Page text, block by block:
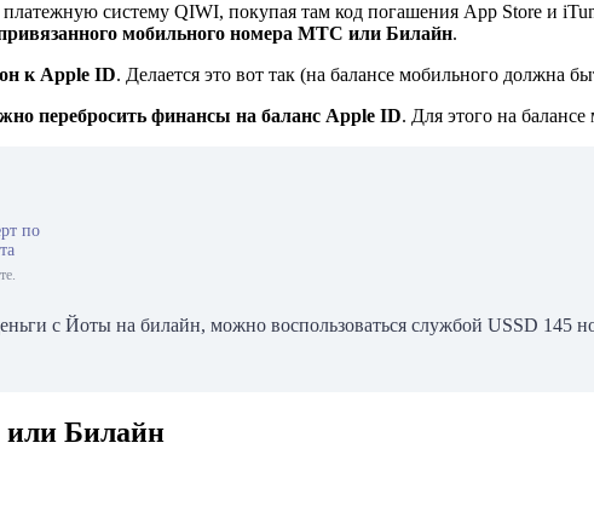
систему QIWI, покупая там код погашения App Store и
мобильного номера МТС или Билайн.
к Apple ID. Делается это вот так (на балансе мобильного должна
перебросить финансы на баланс Apple ID. Для этого на
по
с Йоты на билайн, можно воспользоваться службой USSD
Билайн